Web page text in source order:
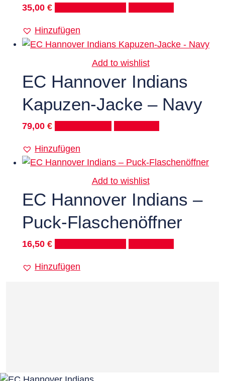
35,00 €
Hinzufügen
Add to wishlist
EC Hannover Indians
Kapuzen-Jacke – Navy
79,00 €
Hinzufügen
Add to wishlist
EC Hannover Indians –
Puck-Flaschenöffner
16,50 €
Hinzufügen